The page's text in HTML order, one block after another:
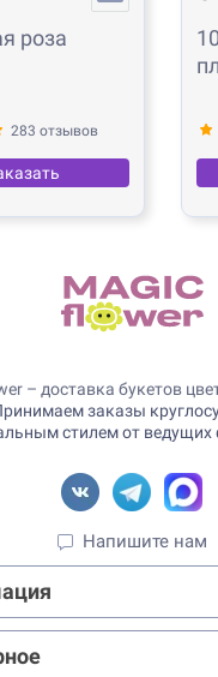
роза
283 отзывов
– доставка букетов
заказы
стилем от ведущих
Напишите нам